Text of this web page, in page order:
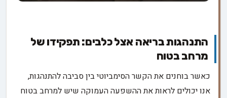
התנהגות בריאה אצל כלבים: תפקידו של
מרחב בטוח
כאשר בוחנים את הקשר הסימביוטי בין סביבה להתנהגות,
אנו יכולים לראות את ההשפעה העמוקה שיש למרחב בטוח